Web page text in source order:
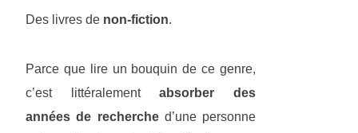
Des livres de non-fiction.
Parce que lire un bouquin de ce genre,
c’est littéralementabsorber des
années de recherched’une personne